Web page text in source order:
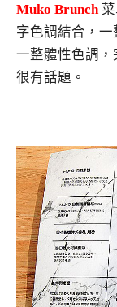
Muko Brunch
字色調結合，一
一整體性色調
很有話題。